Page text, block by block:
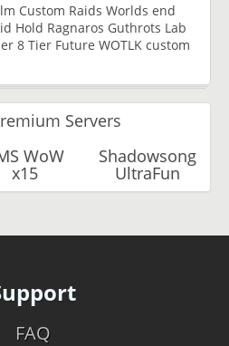
Custom Raids Worlds end
Hold Ragnaros Guthrots Lab
8 Tier Future WOTLK custom
Servers
WoW
x15
Shadowsong
UltraFun
FAQ